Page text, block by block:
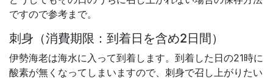
ですので参考まで。
刺身（消費期限：到着日を含め2日間）
伊勢海老は海水に入って到着します。到着した日の21時に
酸素が無くなってしまいますので、刺身で召し上がりたい